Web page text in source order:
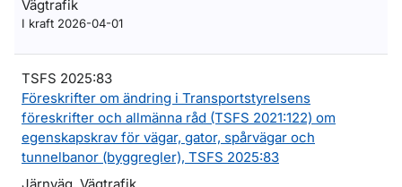
Vägtrafik
I kraft 2026-04-01
TSFS 2025:83
Föreskrifter om ändring i Transportstyrelsens
föreskrifter och allmänna råd (TSFS 2021:122) om
egenskapskrav för vägar, gator, spårvägar och
tunnelbanor (byggregler), TSFS 2025:83